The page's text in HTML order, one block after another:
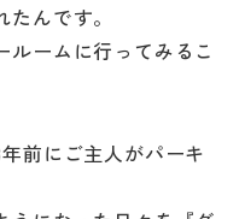
んです。
ルームに行ってみるこ
前にご主人がパーキ